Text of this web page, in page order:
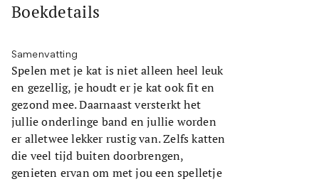
Boekdetails
Samenvatting
Spelen met je kat is niet alleen heel leuk
en gezellig, je houdt er je kat ook fit en
gezond mee. Daarnaast versterkt het
jullie onderlinge band en jullie worden
er alletwee lekker rustig van. Zelfs katten
die veel tijd buiten doorbrengen,
genieten ervan om met jou een spelletje